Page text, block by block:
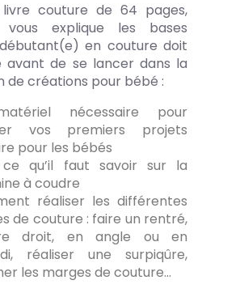
couture de 64 pages,
vous explique les bases
en couture doit
avant de se lancer dans la
de créations pour bébé :
nécessaire pour
vos premiers projets
pour les bébés
qu’il faut savoir sur la
à coudre
réaliser les différentes
de couture : faire un rentré,
droit, en angle ou en
réaliser une surpiqûre,
les marges de couture…